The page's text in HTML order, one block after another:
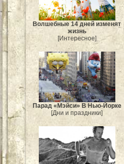
Волшебные 14 дней изменят
жизнь
[Интересное]
Парад «Мэйси» В Нью-Йорке
[Дни и праздники]